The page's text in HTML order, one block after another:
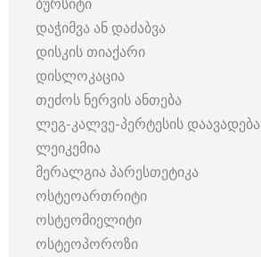
დაჭიმვა ან დაძაბვა
დისკის თიაქარი
დისლოკაცია
თეძოს ნერვის ანთება
ლეგ-კალვე-პერტესის დაავადება
ლეიკემია
მერალგია პარესთეტიკა
ოსტეოართრიტი
ოსტეომიელიტი
ოსტეოპოროზი